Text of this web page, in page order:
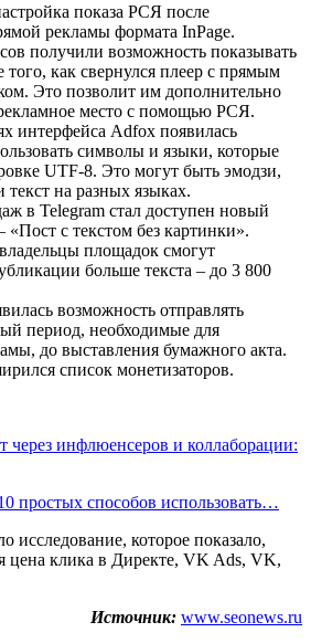
показа РСЯ после
рекламы формата InPage.
получили возможность показывать
того, как свернулся плеер с прямым
Это позволит им дополнительно
место с помощью РСЯ.
интерфейса Adfox появилась
символы и языки, которые
UTF-8. Это могут быть эмодзи,
на разных языках.
в Telegram стал доступен новый
«Пост с текстом без картинки».
площадок смогут
больше текста – до 3 800
возможность отправлять
период, необходимые для
до выставления бумажного акта.
список монетизаторов.
через инфлюенсеров и коллаборации:
простых способов использовать…
которое показало,
цена клика в Директе, VK Ads, VK,
Источник: www.seonews.ru